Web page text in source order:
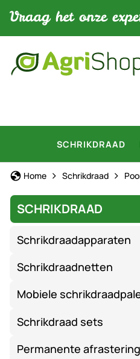
SCHRIKDRAAD
Home Schrikdraad
SCHRIKDRAAD
Schrikdraadapparaten
Schrikdraadnetten
Mobiele
Schrikdraad sets
Permanente